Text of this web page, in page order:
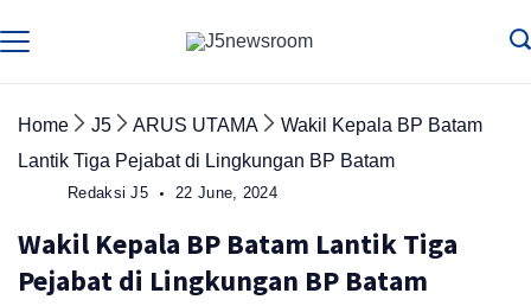
to
Home J5 ARUS UTAMA
Wakil Kepala BP Batam
Lantik Tiga Pejabat di Lingkungan BP Batam
Redaksi J5 22 June, 2024
Wakil Kepala BP Batam Lantik Tiga
Pejabat di Lingkungan BP Batam